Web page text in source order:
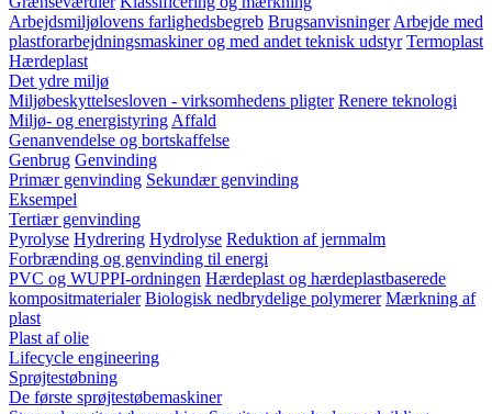
Arbejdsmiljølovens farlighedsbegreb Brugsanvisninger Arbejde med
plastforarbejdningsmaskiner og med andet teknisk udstyr Termoplast
Hærdeplast
Det ydre miljø
Miljøbeskyttelsesloven - virksomhedens pligter Renere teknologi
Miljø- og energistyring Affald
Genanvendelse og bortskaffelse
Genbrug Genvinding
Primær genvinding Sekundær genvinding
Eksempel
Tertiær genvinding
Pyrolyse Hydrering Hydrolyse Reduktion af jernmalm
Forbrænding og genvinding til energi
PVC og WUPPI-ordningen Hærdeplast og hærdeplastbaserede
kompositmaterialer Biologisk nedbrydelige polymerer Mærkning af
plast
Plast af olie
Lifecycle engineering
Sprøjtestøbning
De første sprøjtestøbemaskiner